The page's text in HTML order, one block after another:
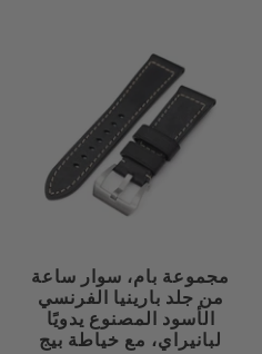
مجموعة بام، سوار ساعة
من جلد بارينيا الفرنسي
الأسود المصنوع يدويًا
لبانيراي، مع خياطة بيج